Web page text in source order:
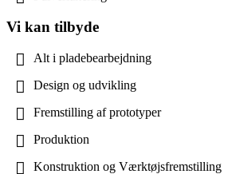
Vi kan tilbyde
Alt i pladebearbejdning
Design og udvikling
Fremstilling af prototyper
Produktion
Konstruktion og Værktøjsfremstilling